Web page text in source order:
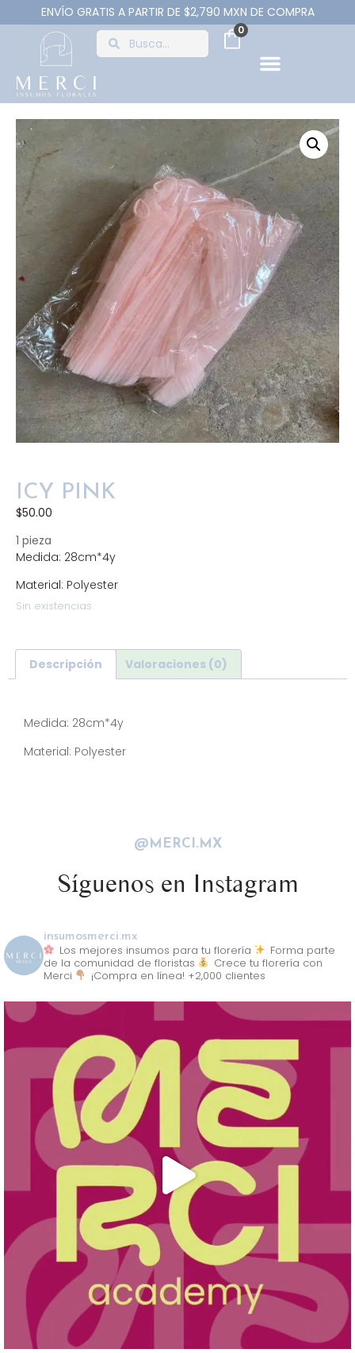
ENVÍO GRATIS A PARTIR DE $2,790 MXN DE COMPRA
0
ICY PINK
$50.00
1 pieza
Medida: 28cm*4y
Material: Polyester
Sin existencias
Descripción Valoraciones (0)
Medida: 28cm*4y
Material: Polyester
@MERCI.MX
Síguenos en Instagram
insumosmerci.mx
Los mejores insumos para tu florería
Forma parte
de la comunidad de floristas
Crece tu florería con
Merci
¡Compra en línea! +2,000 clientes